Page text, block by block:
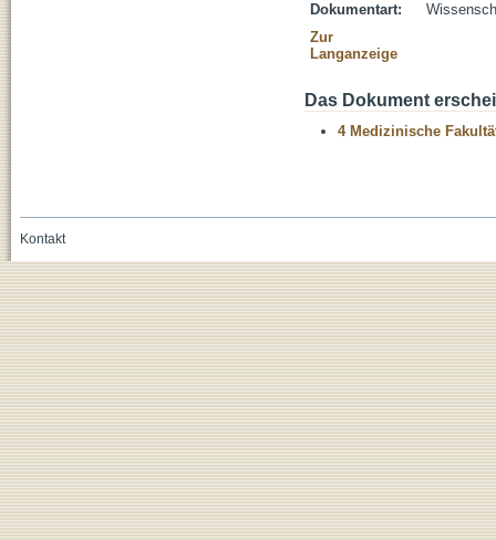
Dokumentart:
Zur
Langanzeige
Das Dokument
4 Medizinische
Kontakt